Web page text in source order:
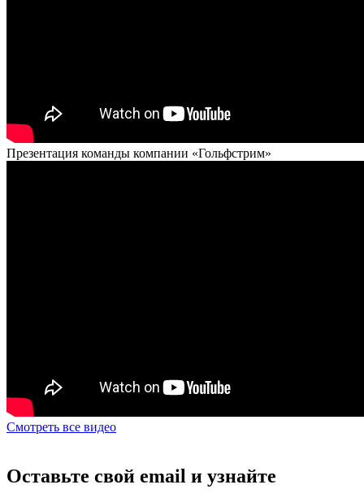
Презентация команды компании «Гольфстрим»
Смотреть все видео
Оставьте свой email и узнайте